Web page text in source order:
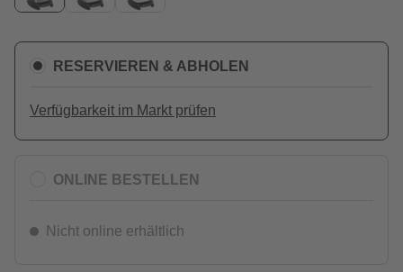
RESERVIEREN & ABHOLEN
Verfügbarkeit im Markt prüfen
ONLINE BESTELLEN
Nicht online erhältlich